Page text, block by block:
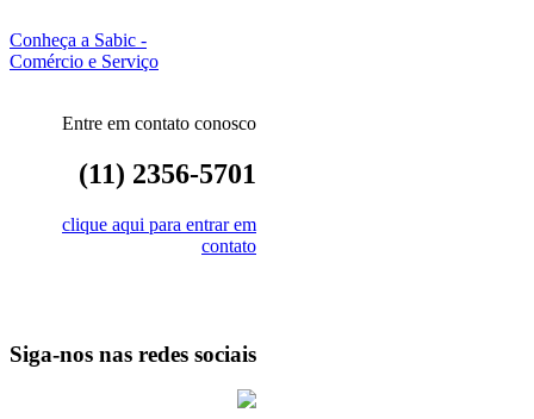
Conheça a Sabic -
Comércio e Serviço
Entre em contato conosco
(11) 2356-5701
clique aqui para entrar em
contato
Siga-nos nas redes sociais